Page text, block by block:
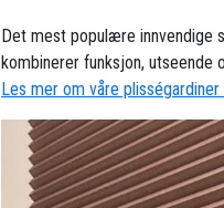
Det mest populære innvendige
kombinerer funksjon, utseende
Les mer om våre plisségardiner